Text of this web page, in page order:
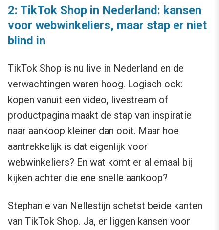
2: TikTok Shop in Nederland: kansen
voor webwinkeliers, maar stap er niet
blind in
TikTok Shop is nu live in Nederland en de
verwachtingen waren hoog. Logisch ook:
kopen vanuit een video, livestream of
productpagina maakt de stap van inspiratie
naar aankoop kleiner dan ooit. Maar hoe
aantrekkelijk is dat eigenlijk voor
webwinkeliers? En wat komt er allemaal bij
kijken achter die ene snelle aankoop?
Stephanie van Nellestijn schetst beide kanten
van TikTok Shop. Ja, er liggen kansen voor